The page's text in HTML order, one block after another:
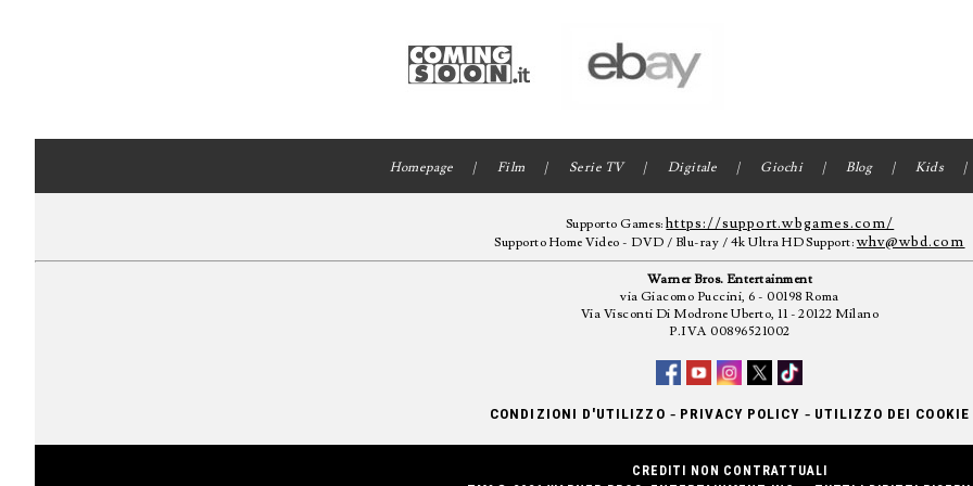
Homepage Film Serie TV Digitale Giochi Blog Kids
Supporto Games:https://support.wbgames.com/
Supporto Home Video - DVD / Blu-ray / 4k Ultra HD Support:whv@wbd.com
Warner Bros. Entertainment
via Giacomo Puccini, 6 - 00198 Roma
Via Visconti Di Modrone Uberto, 11 - 20122 Milano
P.IVA 00896521002
CONDIZIONI D'UTILIZZO - PRIVACY POLICY - UTILIZZO DEI COOKIE
CREDITI NON CONTRATTUALI